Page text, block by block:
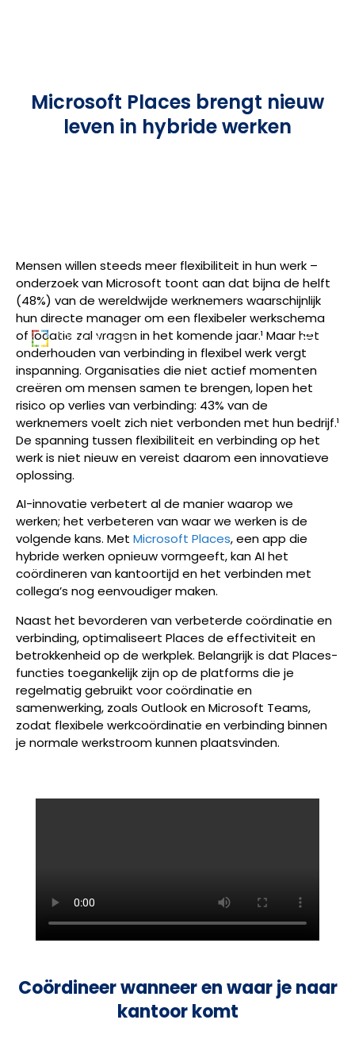
Microsoft Places brengt nieuw
leven in hybride werken
Mensen willen steeds meer flexibiliteit in hun werk –
onderzoek van Microsoft toont aan dat bijna de helft
(48%) van de wereldwijde werknemers waarschijnlijk
hun directe manager om een flexibeler werkschema
of locatie zal vragen in het komende jaar.¹ Maar het
onderhouden van verbinding in flexibel werk vergt
inspanning. Organisaties die niet actief momenten
creëren om mensen samen te brengen, lopen het
risico op verlies van verbinding: 43% van de
werknemers voelt zich niet verbonden met hun bedrijf.¹
De spanning tussen flexibiliteit en verbinding op het
werk is niet nieuw en vereist daarom een innovatieve
oplossing.
AI-innovatie verbetert al de manier waarop we
werken; het verbeteren van waar we werken is de
volgende kans. Met Microsoft Places, een app die
hybride werken opnieuw vormgeeft, kan AI het
coördineren van kantoortijd en het verbinden met
collega’s nog eenvoudiger maken.
Naast het bevorderen van verbeterde coördinatie en
verbinding, optimaliseert Places de effectiviteit en
betrokkenheid op de werkplek. Belangrijk is dat Places-
functies toegankelijk zijn op de platforms die je
regelmatig gebruikt voor coördinatie en
samenwerking, zoals Outlook en Microsoft Teams,
zodat flexibele werkcoördinatie en verbinding binnen
je normale werkstroom kunnen plaatsvinden.
Coördineer wanneer en waar je naar
kantoor komt